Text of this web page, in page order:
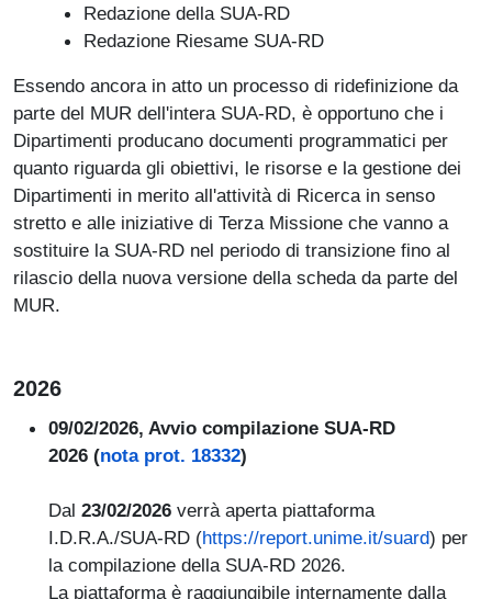
Redazione della SUA-RD
Redazione Riesame SUA-RD
Essendo ancora in atto un processo di ridefinizione da
parte del MUR dell'intera SUA-RD, è opportuno che i
Dipartimenti producano documenti programmatici per
quanto riguarda gli obiettivi, le risorse e la gestione dei
Dipartimenti in merito all'attività di Ricerca in senso
stretto e alle iniziative di Terza Missione che vanno a
sostituire la SUA-RD nel periodo di transizione fino al
rilascio della nuova versione della scheda da parte del
MUR.
2026
09/02/2026, Avvio compilazione SUA-RD
2026 (nota prot. 18332)
Dal 23/02/2026 verrà aperta piattaforma
I.D.R.A./SUA-RD (https://report.unime.it/suard) per
la compilazione della SUA-RD 2026.
La piattaforma è raggiungibile internamente dalla